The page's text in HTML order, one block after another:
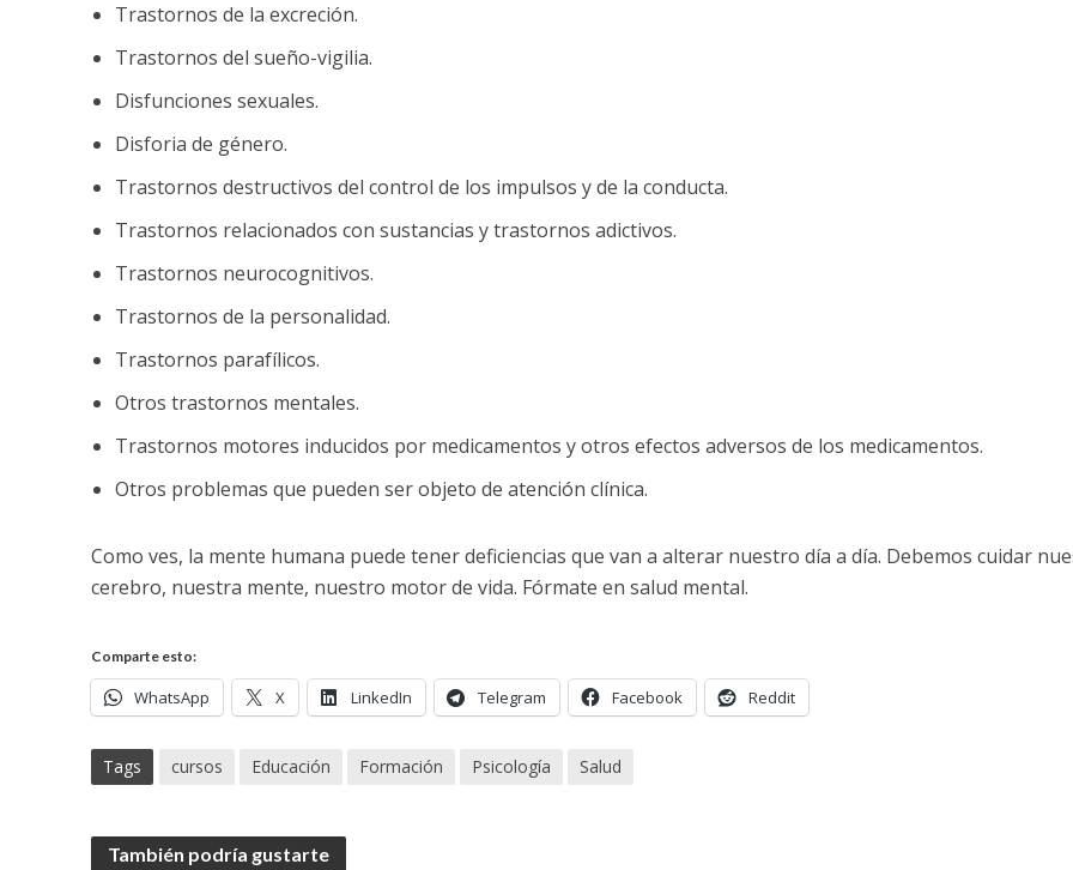
Trastornos de la excreción.
Trastornos del sueño-vigilia.
Disfunciones sexuales.
Disforia de género.
Trastornos destructivos del control de los impulsos y de la conducta.
Trastornos relacionados con sustancias y trastornos adictivos.
Trastornos neurocognitivos.
Trastornos de la personalidad.
Trastornos parafílicos.
Otros trastornos mentales.
Trastornos motores inducidos por medicamentos y otros efectos adversos de los medicamentos.
Otros problemas que pueden ser objeto de atención clínica.
Como ves, la mente humana puede tener deficiencias que van a alterar nuestro día a día. Debemos cuidar
cerebro, nuestra mente, nuestro motor de vida. Fórmate en salud mental.
Comparte esto:
WhatsApp X LinkedIn Telegram Facebook Reddit
Tags cursos Educación Formación Psicología Salud
También podría gustarte